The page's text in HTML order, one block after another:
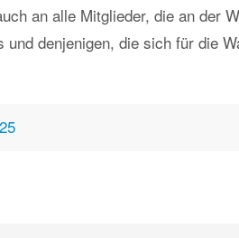
an alle Mitglieder, die an der
denjenigen, die sich für die